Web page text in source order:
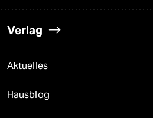
Verlag
Aktuelles
Hausblog